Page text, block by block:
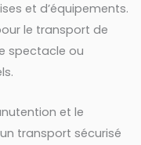
et d’équipements.
le transport de
spectacle ou
et le
transport sécurisé